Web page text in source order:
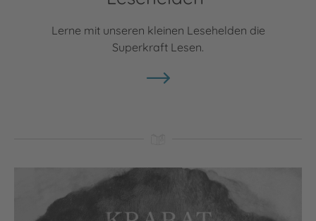
Lerne mit unseren kleinen Lesehelden die
Superkraft Lesen.